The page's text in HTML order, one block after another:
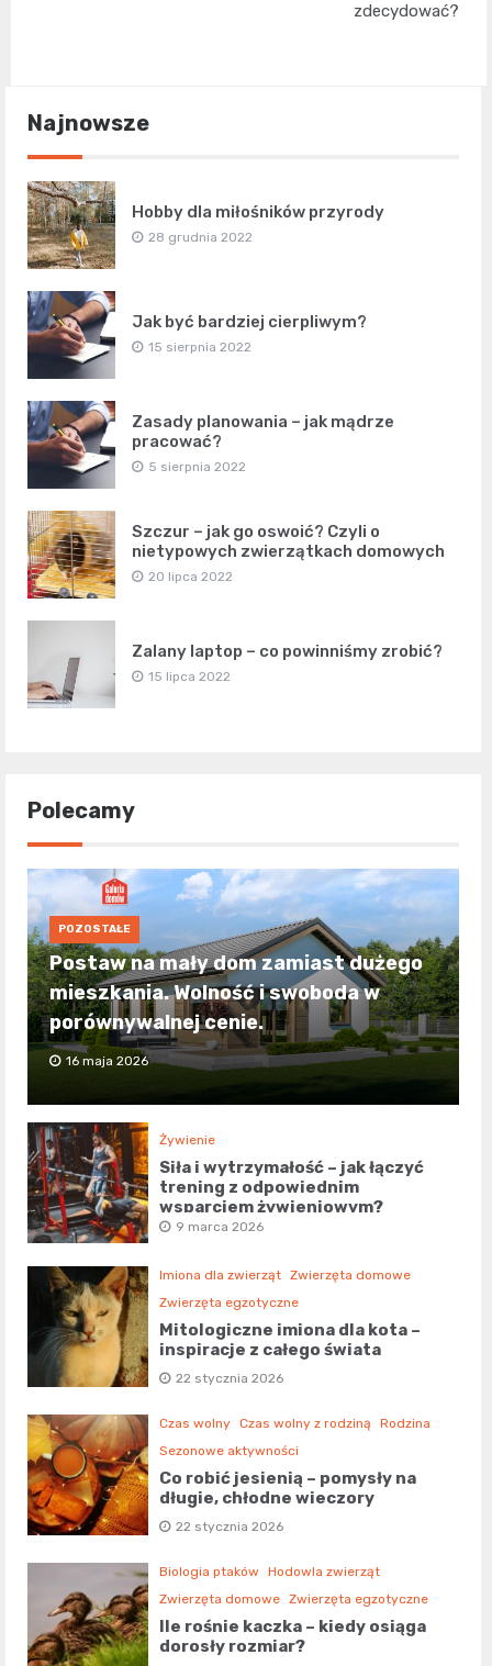
zdecydować?
Najnowsze
Hobby dla miłośników przyrody
28 grudnia 2022
Jak być bardziej cierpliwym?
15 sierpnia 2022
Zasady planowania – jak mądrze
pracować?
5 sierpnia 2022
Szczur – jak go oswoić? Czyli o
nietypowych zwierzątkach domowych
20 lipca 2022
Zalany laptop – co powinniśmy zrobić?
15 lipca 2022
Polecamy
POZOSTAŁE
Postaw na mały dom zamiast dużego
mieszkania. Wolność i swoboda w
porównywalnej cenie.
16 maja 2026
Żywienie
Siła i wytrzymałość – jak łączyć
trening z odpowiednim
wsparciem żywieniowym?
9 marca 2026
Imiona dla zwierząt Zwierzęta domowe
Zwierzęta egzotyczne
Mitologiczne imiona dla kota –
inspiracje z całego świata
22 stycznia 2026
Czas wolny Czas wolny z rodziną
Rodzina
Sezonowe aktywności
Co robić jesienią – pomysły na
długie, chłodne wieczory
22 stycznia 2026
Biologia ptaków
Hodowla zwierząt
Zwierzęta domowe Zwierzęta egzotyczne
Ile rośnie kaczka – kiedy osiąga
dorosły rozmiar?